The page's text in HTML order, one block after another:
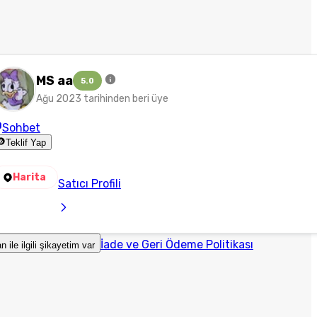
MS aa 5.0
Ağu 2023 tarihinden beri üye
Sohbet
Teklif Yap
Harita Satıcı Profili
ile ilgili şikayetim var İade ve Geri Ödeme Politikası